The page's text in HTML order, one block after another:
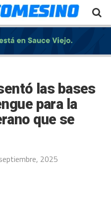
las bases
para la
que se
2025
version